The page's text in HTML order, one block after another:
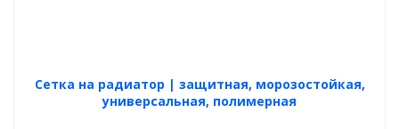
Cетка на радиатор | защитная, морозостойкая,
универсальная, полимерная